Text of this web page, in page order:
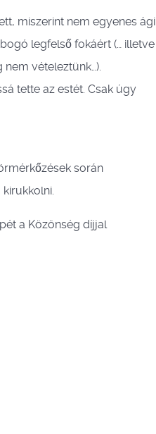
miszerint nem egyenes ági
legfelső fokáért (… illetve
nem vételeztünk…).
tette az estét. Csak úgy
során
a Közönség díjjal